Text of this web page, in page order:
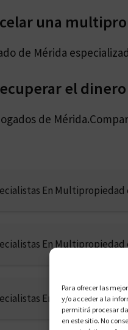
Para ofrecer las
y/o acceder a la
permitirá procesar
en este sitio. No
una
de Mérida
el
de
En Multipropiedad
En Multipropiedad
En